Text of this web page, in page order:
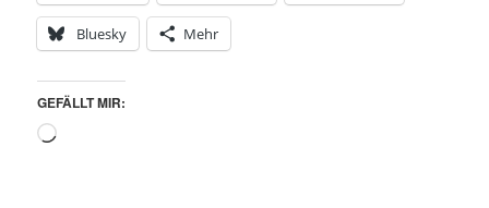
Bluesky Mehr
GEFÄLLT MIR: